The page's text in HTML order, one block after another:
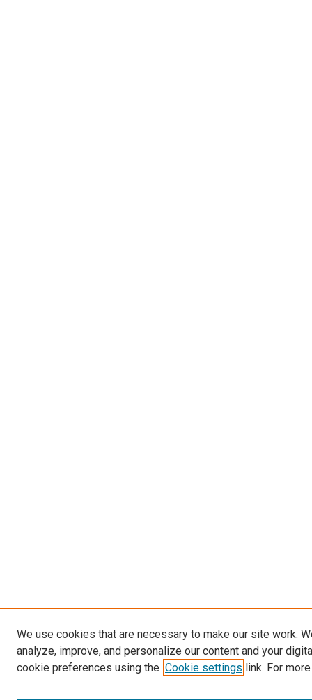
We use cookies that are necessary to make our site work.
analyze, improve, and personalize our content and your
cookie preferences using the Cookie settings link. For